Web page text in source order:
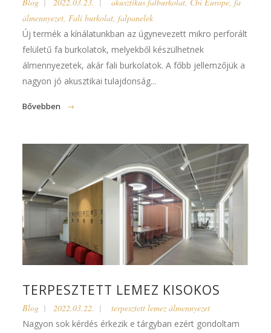
álmennyezet,Fali burkolat,falpanelek
Új termék a kínálatunkban az úgynevezett mikro perforált
felületű fa burkolatok, melyekből készülhetnek
álmennyezetek, akár fali burkolatok. A főbb jellemzőjük a
nagyon jó akusztikai tulajdonság...
Bővebben
TERPESZTETT LEMEZ KISOKOS
Blog 2022.03.22.
terpesztett lemez álmennyezet
Nagyon sok kérdés érkezik e tárgyban ezért gondoltam